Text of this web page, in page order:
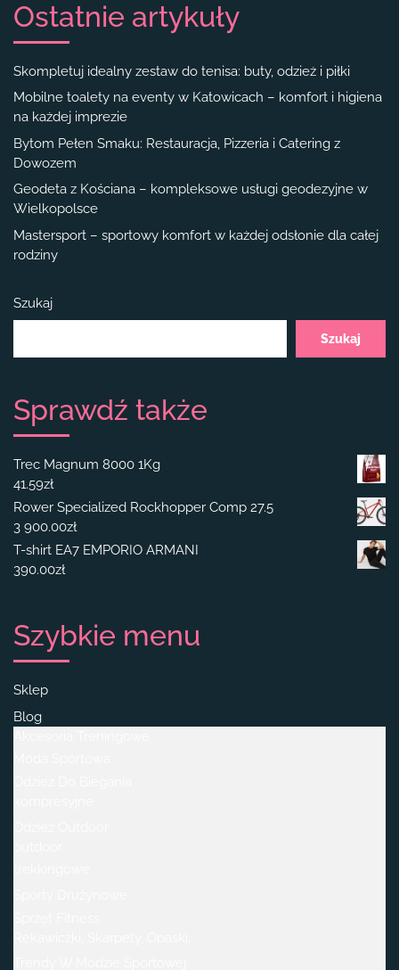
Ostatnie artykuły
Skompletuj idealny zestaw do tenisa: buty, odzież i piłki
Mobilne toalety na eventy w Katowicach – komfort i higiena
na każdej imprezie
Bytom Pełen Smaku: Restauracja, Pizzeria i Catering z
Dowozem
Geodeta z Kościana – kompleksowe usługi geodezyjne w
Wielkopolsce
Mastersport – sportowy komfort w każdej odsłonie dla całej
rodziny
Szukaj
Szukaj
Sprawdź także
Trec Magnum 8000 1Kg
41.59zł
Rower Specialized Rockhopper Comp 27.5
3 900.00zł
T-shirt EA7 EMPORIO ARMANI
390.00zł
Szybkie menu
Sklep
Blog